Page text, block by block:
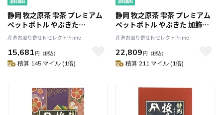
静岡 牧之原茶 雫茶 プレミアム
ペットボトル やぶきた
〔350ml×24〕
産直お取り寄せＮセレクトPrime
15,681 円 （税込）
積算 145 マイル (1倍)
静岡 牧之原茶 雫茶 プレミアム
ペットボトル やぶきた 加飾仕
様 〔350ml×24〕
産直お取り寄せＮセレクトPrime
22,809 円 （税込）
積算 211 マイル (1倍)